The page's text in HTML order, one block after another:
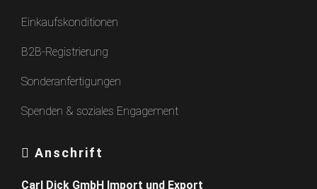
Einkaufskonditionen
B2B-Registrierung
Sonderanfertigungen
Spenden & soziales Engagement
Anschrift
Carl Dick GmbH Import und Export